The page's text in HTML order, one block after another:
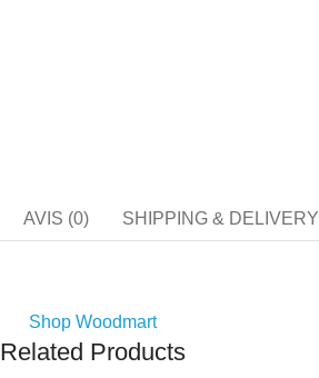
AVIS (0) SHIPPING & DELIVERY
Shop Woodmart
Related Products